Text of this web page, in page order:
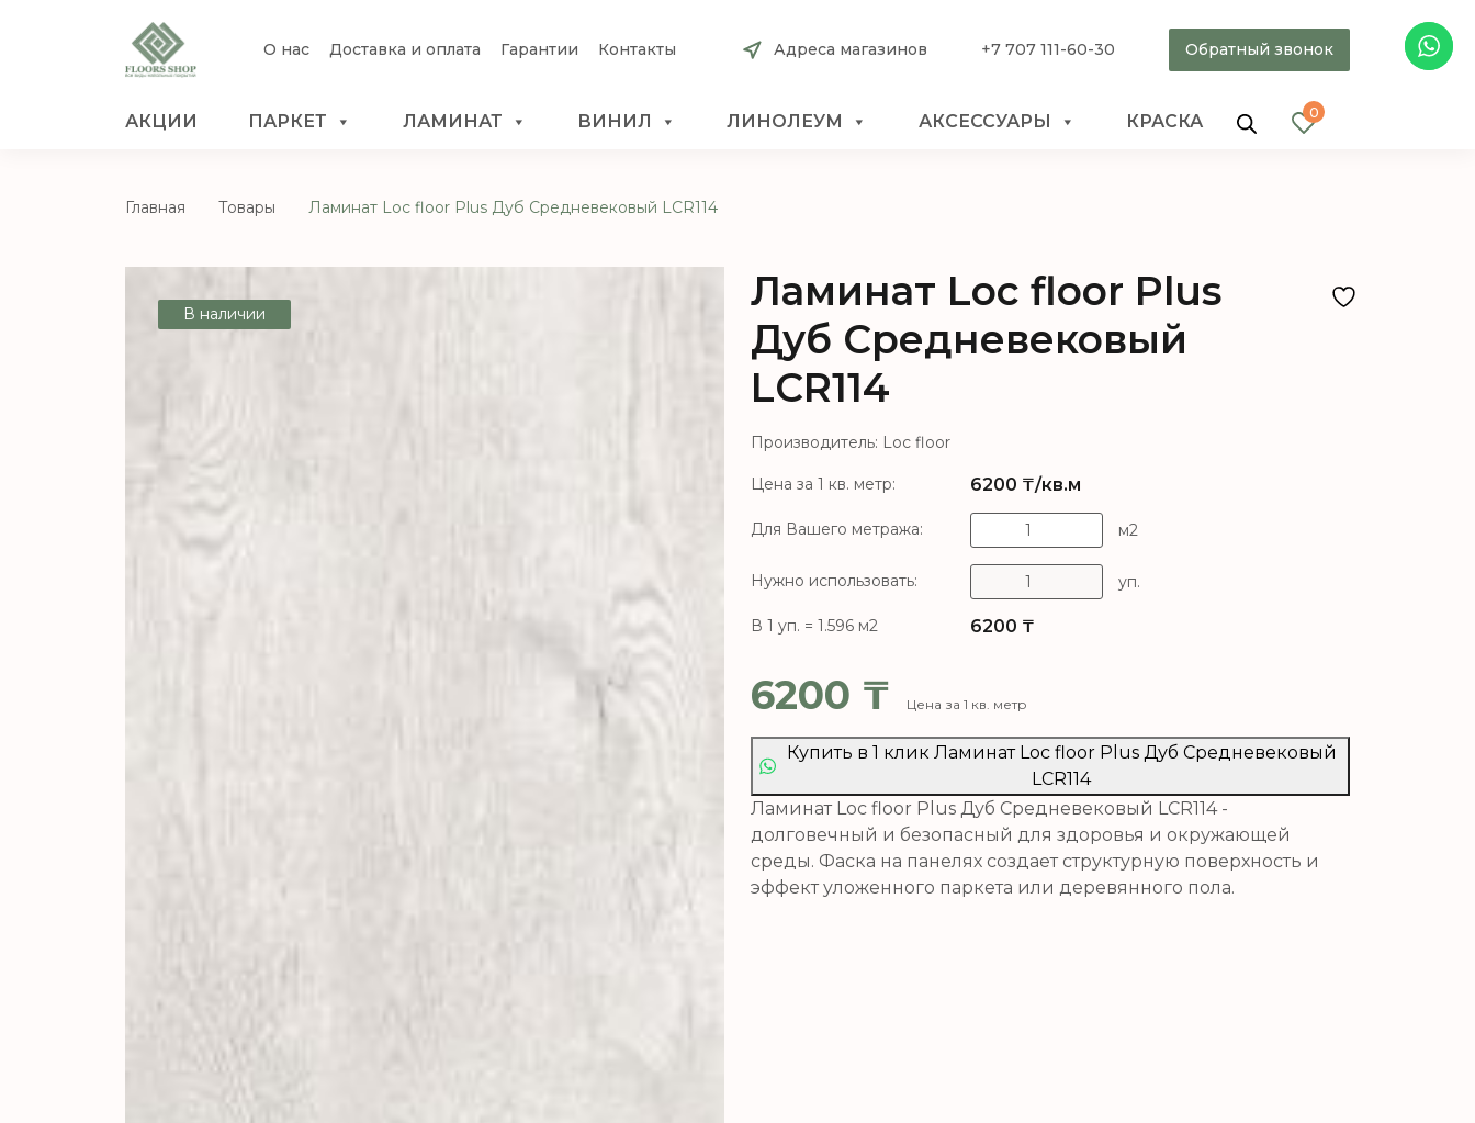
О нас Доставка и оплата Гарантии Контакты Адреса магазинов +7 707 111-60-30 Обратный звонок
АКЦИИ ПАРКЕТ ЛАМИНАТ ВИНИЛ ЛИНОЛЕУМ АКСЕССУАРЫ КРАСКА 0
Главная Товары Ламинат Loc floor Plus Дуб Средневековый LCR114
В наличии
Ламинат Loc floor Plus
Дуб Средневековый
LCR114
Производитель: Loc floor
Цена за 1 кв. метр: 6200 ₸/кв.м
Для Вашего метража: м2
Нужно использовать: уп.
В 1 уп. = 1.596 м2 6200 ₸
6200 ₸ Цена за 1 кв. метр
Купить в 1 клик Ламинат Loc floor Plus Дуб Средневековый
LCR114
Ламинат Loc floor Plus Дуб Средневековый LCR114 -
долговечный и безопасный для здоровья и окружающей
среды. Фаска на панелях создает структурную поверхность и
эффект уложенного паркета или деревянного пола.